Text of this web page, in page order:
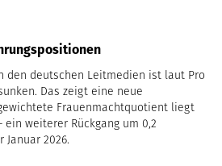
den deutschen Leitmedien ist laut Pro
Das zeigt eine neue
Frauenmachtquotient liegt
weiterer Rückgang um 0,2
2026.